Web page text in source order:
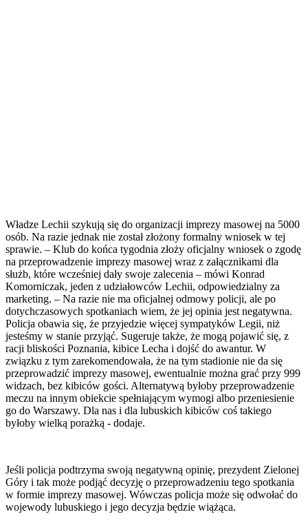
Władze Lechii szykują się do organizacji imprezy masowej na 5000
osób. Na razie jednak nie został złożony formalny wniosek w tej
sprawie. – Klub do końca tygodnia złoży oficjalny wniosek o zgodę
na przeprowadzenie imprezy masowej wraz z załącznikami dla
służb, które wcześniej dały swoje zalecenia – mówi Konrad
Komorniczak, jeden z udziałowców Lechii, odpowiedzialny za
marketing. – Na razie nie ma oficjalnej odmowy policji, ale po
dotychczasowych spotkaniach wiem, że jej opinia jest negatywna.
Policja obawia się, że przyjedzie więcej sympatyków Legii, niż
jesteśmy w stanie przyjąć. Sugeruje także, że mogą pojawić się, z
racji bliskości Poznania, kibice Lecha i dojść do awantur. W
związku z tym zarekomendowała, że na tym stadionie nie da się
przeprowadzić imprezy masowej, ewentualnie można grać przy 999
widzach, bez kibiców gości. Alternatywą byłoby przeprowadzenie
meczu na innym obiekcie spełniającym wymogi albo przeniesienie
go do Warszawy. Dla nas i dla lubuskich kibiców coś takiego
byłoby wielką porażką - dodaje.
Jeśli policja podtrzyma swoją negatywną opinię, prezydent Zielonej
Góry i tak może podjąć decyzję o przeprowadzeniu tego spotkania
w formie imprezy masowej. Wówczas policja może się odwołać do
wojewody lubuskiego i jego decyzja będzie wiążąca.